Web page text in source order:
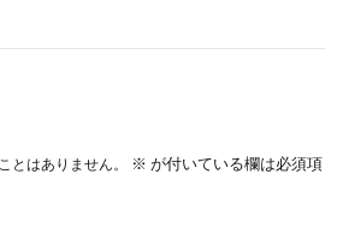
とはありません。 ※ が付いている欄は必須項